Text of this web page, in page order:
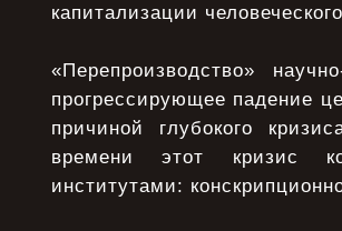
капитализации
«Перепроизводство»
прогрессирующее падение
причиной глубокого
времени этот кризис
институтами: